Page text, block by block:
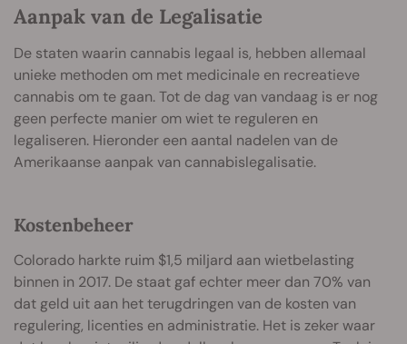
Aanpak van de Legalisatie
De staten waarin cannabis legaal is, hebben allemaal
unieke methoden om met medicinale en recreatieve
cannabis om te gaan. Tot de dag van vandaag is er nog
geen perfecte manier om wiet te reguleren en
legaliseren. Hieronder een aantal nadelen van de
Amerikaanse aanpak van cannabislegalisatie.
Kostenbeheer
Colorado harkte ruim $1,5 miljard aan wietbelasting
binnen in 2017. De staat gaf echter meer dan 70% van
dat geld uit aan het terugdringen van de kosten van
regulering, licenties en administratie. Het is zeker waar